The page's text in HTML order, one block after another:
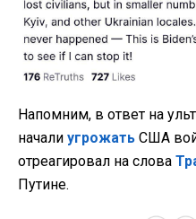
Напомним, в ответ на
начали угрожать США
отреагировал на слова
Путине.